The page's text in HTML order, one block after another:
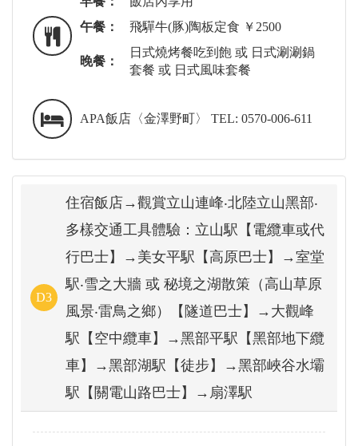
午餐：
飛驒牛(豚)陶板定食 ￥2500
晚餐：
日式燒烤餐吃到飽 或 日式涮涮鍋
套餐 或 日式風味套餐
APA飯店〈金澤野町〉 TEL: 0570-006-611
D3
住宿飯店→觀賞立山連峰‧北陸立山黑部‧
多樣交通工具體驗：立山駅【電纜車或代
行巴士】→美女平駅【高原巴士】→室堂
駅‧雪之大牆 或 秘境之湖散策（高山草原
風景‧雷鳥之鄉）【隧道巴士】→大觀峰
駅【空中纜車】→黑部平駅【黑部地下纜
車】→黑部湖駅【徒步】→黑部峽谷水壩
駅【關電山路巴士】→扇澤駅